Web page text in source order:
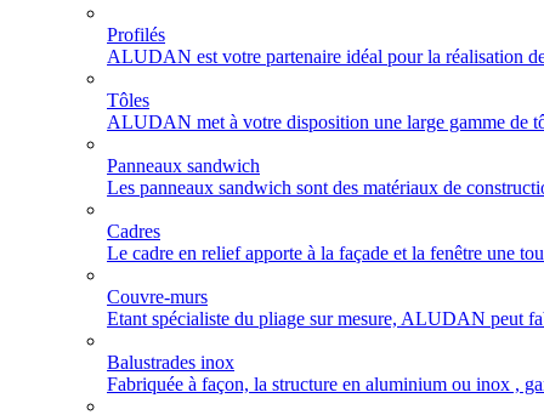
Profilés
ALUDAN est votre partenaire idéal pour la réalisation
Tôles
ALUDAN met à votre disposition une large gamme de
Panneaux sandwich
Les panneaux sandwich sont des matériaux de
Cadres
Le cadre en relief apporte à la façade et la fenêtre une
Couvre-murs
Etant spécialiste du pliage sur mesure, ALUDAN peut
Balustrades inox
Fabriquée à façon, la structure en aluminium ou inox ,